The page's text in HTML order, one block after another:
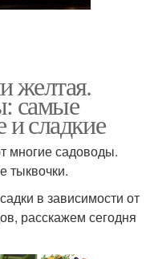
желтая.
самые
сладкие
многие садоводы.
тыквочки.
в зависимости от
расскажем сегодня